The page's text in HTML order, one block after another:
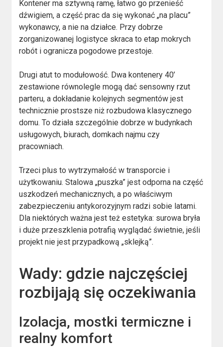
Kontener ma sztywną ramę, łatwo go przenieść
dźwigiem, a część prac da się wykonać „na placu”
wykonawcy, a nie na działce. Przy dobrze
zorganizowanej logistyce skraca to etap mokrych
robót i ogranicza pogodowe przestoje.
Drugi atut to modułowość. Dwa kontenery 40’
zestawione równolegle mogą dać sensowny rzut
parteru, a dokładanie kolejnych segmentów jest
technicznie prostsze niż rozbudowa klasycznego
domu. To działa szczególnie dobrze w budynkach
usługowych, biurach, domkach najmu czy
pracowniach.
Trzeci plus to wytrzymałość w transporcie i
użytkowaniu. Stalowa „puszka” jest odporna na część
uszkodzeń mechanicznych, a po właściwym
zabezpieczeniu antykorozyjnym radzi sobie latami.
Dla niektórych ważna jest też estetyka: surowa bryła
i duże przeszklenia potrafią wyglądać świetnie, jeśli
projekt nie jest przypadkową „sklejką”.
Wady: gdzie najczęściej
rozbijają się oczekiwania
Izolacja, mostki termiczne i
realny komfort